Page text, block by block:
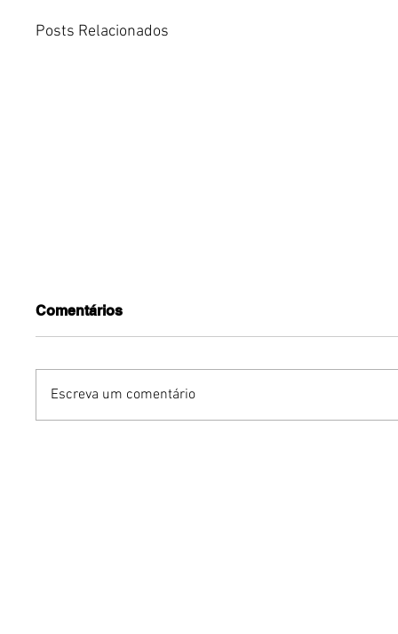
Posts Relacionados
Comentários
Escreva um comentário